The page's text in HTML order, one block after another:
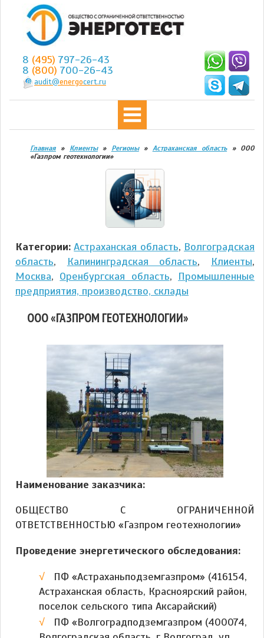
8 (495) 797-26-43
8 (800) 700-26-43
audit@energocert.ru
Главная » Клиенты» Регионы» Астраханская область» ООО
«Газпром геотехнологии»
Категории: Астраханская область, Волгоградская
область, Калининградская область, Клиенты,
Москва, Оренбургская область, Промышленные
предприятия, производство, склады
ООО «ГАЗПРОМ ГЕОТЕХНОЛОГИИ»
Наименование заказчика:
ОБЩЕСТВО С ОГРАНИЧЕННОЙ
ОТВЕТСТВЕННОСТЬЮ «Газпром геотехнологии»
Проведение энергетического обследования:
ПФ «Астраханьподземгазпром» (416154,
Астраханская область, Красноярский район,
поселок сельского типа Аксарайский)
ПФ «Волгоградподземгазпром (400074,